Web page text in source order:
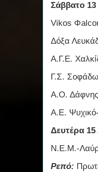
Σάββατο 13
Vikos
Δόξα
Α.Γ.Ε.
Γ.Σ.
Α.Ο.
Α.Ε.
Δευτέρα 15
Ν.Ε.Μ.-
Ρεπό: